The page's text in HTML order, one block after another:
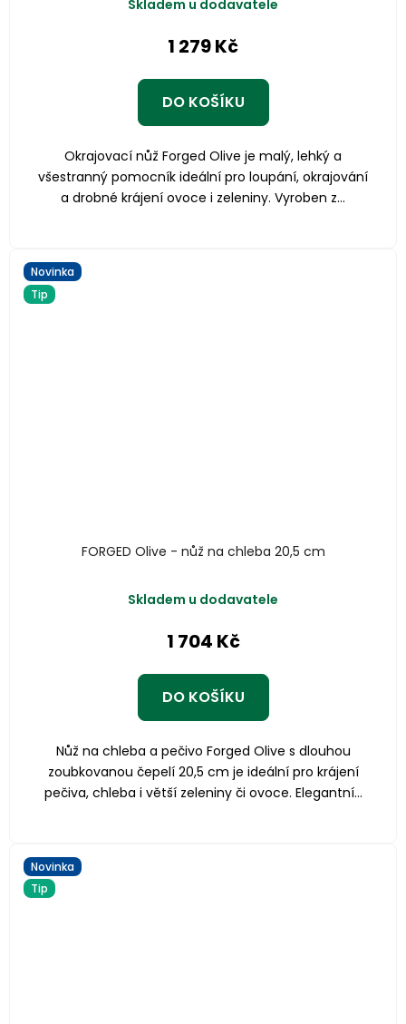
Skladem u dodavatele
1 279 Kč
DO KOŠÍKU
Okrajovací nůž Forged Olive je malý, lehký a
všestranný pomocník ideální pro loupání, okrajování
a drobné krájení ovoce i zeleniny. Vyroben z...
Novinka
Tip
FORGED Olive - nůž na chleba 20,5 cm
Skladem u dodavatele
1 704 Kč
DO KOŠÍKU
Nůž na chleba a pečivo Forged Olive s dlouhou
zoubkovanou čepelí 20,5 cm je ideální pro krájení
pečiva, chleba i větší zeleniny či ovoce. Elegantní...
Novinka
Tip